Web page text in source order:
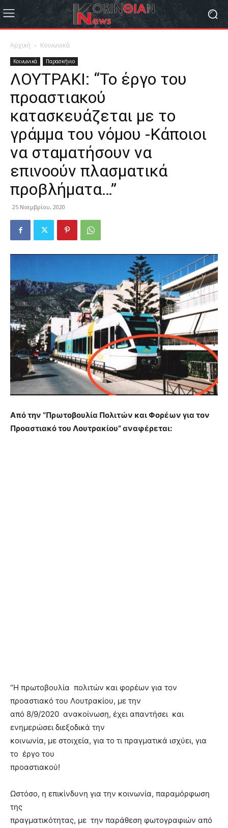
Αρχική Κοινωνικά
Κοινωνικά Παρασκήνιο
ΛΟΥΤΡΑΚΙ: “Το έργο του
προαστιακού
κατασκευάζεται με το
γράμμα του νόμου -Κάποιοι
να σταματήσουν να
επινοούν πλασματικά
προβλήματα…”
25 Νοεμβρίου, 2020
Από την “Πρωτοβουλία Πολιτών και Φορέων για τον
Προαστιακό του Λουτρακίου” αναφέρεται:
“Η πρωτοβουλία πολιτών και φορέων για τον
προαστιακό του Λουτρακίου, με την
από 8/9/2020 ανακοίνωση, έχει απαντήσει και
ενημερώσει διεξοδικά την
κοινωνία, με στοιχεία, για το τι πραγματικά ισχύει, για
το έργο του
προαστιακού!
Ωστόσο, η επικίνδυνη για την κοινωνία, παραμόρφωση
της
πραγματικότητας, με την παράθεση φωτογραφιών από